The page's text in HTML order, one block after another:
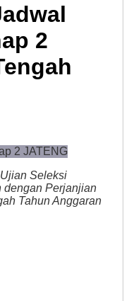
2
Seleksi
dengan Perjanjian
Tahun Anggaran